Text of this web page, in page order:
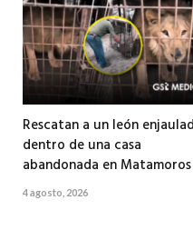
Rescatan a un león
dentro de una casa
abandonada en Matamoros
4 agosto, 2026